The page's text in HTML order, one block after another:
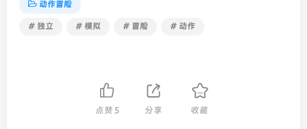
动作冒险
# 独立 # 模拟 # 冒险 # 动作
点赞 5 分享 收藏